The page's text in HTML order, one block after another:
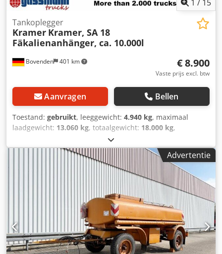
1 / 15
Bovenden 401 km
Tankoplegger
Kramer Kramer, SA 18
Fäkalienanhänger, ca. 10.000l
€ 8.900
Vaste prijs excl. btw
Aanvragen Bellen
Toestand: gebruikt, leeggewicht: 4.940 kg, maximaal
laadgewicht: 13.060 kg, totaalgewicht: 18.000 kg,
, eerste registratie:
laadruimte inhoud:10 m³, ophanging:staal,
385/65R22.5 wit
, kilometerstand:
1.001 km
, soort overbrenging:overig , bestuurderscabine:
, Voertuiglocatie: Bovenden, 2
assen, SAF assen, draaikrans, bladvering, ABS
(antiblokkeersysteem), onderrijbeveiliging, zijdelingse
aluminium zijafscherming, zwaailamp, achteruitloop.
Codpfx Apsvhihbsnerf Opbouw: Müller tankopbouw type
WM A 100 met een tankinhoud van 10.000 liter voor het
transport van fecaliën, 2x 9t SAF assen, trommelremmen!
Advertentie